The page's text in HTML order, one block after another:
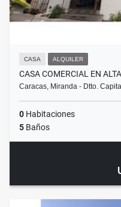
CASA ALQUILER
CASA COMERCIAL EN
Caracas, Miranda - Dtto.
0 Habitaciones
5 Baños